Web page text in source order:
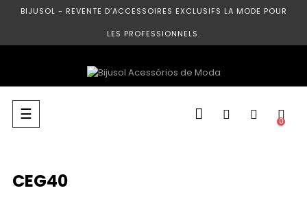
BIJUSOL - REVENTE D’ACCESSOIRES EXCLUSIFS LA MODE POUR
LES PROFESSIONNELS.
Basculer
la
☰ 0
CEG40